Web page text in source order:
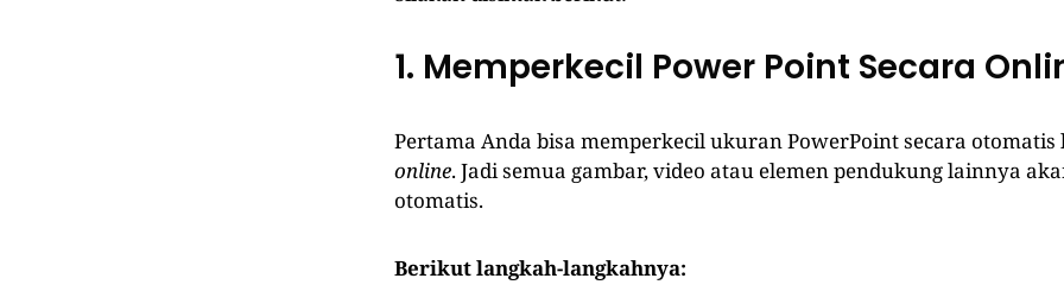
1. Memperkecil Power Point Secara
Pertama Anda bisa memperkecil ukuran PowerPoint secara otomatis
online. Jadi semua gambar, video atau elemen pendukung lainnya
otomatis.
Berikut langkah-langkahnya: